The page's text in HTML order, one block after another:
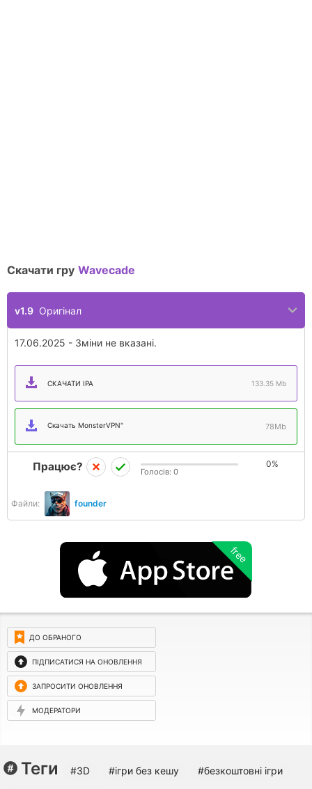
Скачати гру Wavecade
v1.9 Оригінал
17.06.2025 - Зміни не вказані.
СКАЧАТИ IPA 133.35 Mb
Скачать MonsterVPN" 78Mb
Файли: founder
Працює? 0%
Голосів: 0
free
ДО ОБРАНОГО
ПІДПИСАТИСЯ НА ОНОВЛЕННЯ
ЗАПРОСИТИ ОНОВЛЕННЯ
МОДЕРАТОРИ
Теги #3D #ігри без кешу #безкоштовні ігри